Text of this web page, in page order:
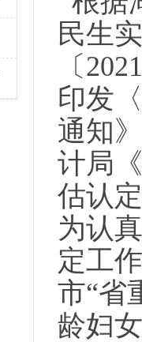
民生
〔2021
印发〈
通知
计局 《
估认
为认
定工
市“省
龄妇